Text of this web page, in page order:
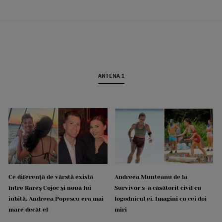
ANTENA 1
Ce diferență de vârstă există
între Rareș Cojoc și noua lui
iubită. Andreea Popescu era mai
mare decât el
Andreea Munteanu de la
Survivor s-a căsătorit civil cu
logodnicul ei. Imagini cu cei doi
miri